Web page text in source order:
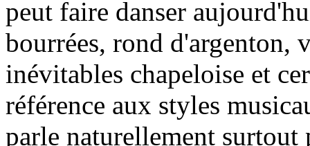
peut faire danser
bourrées, rond d'argenton,
inévitables chapeloise et
référence aux styles
parle naturellement surtout